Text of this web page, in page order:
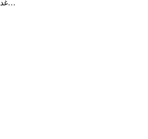
غد الأربعاء بملعب…